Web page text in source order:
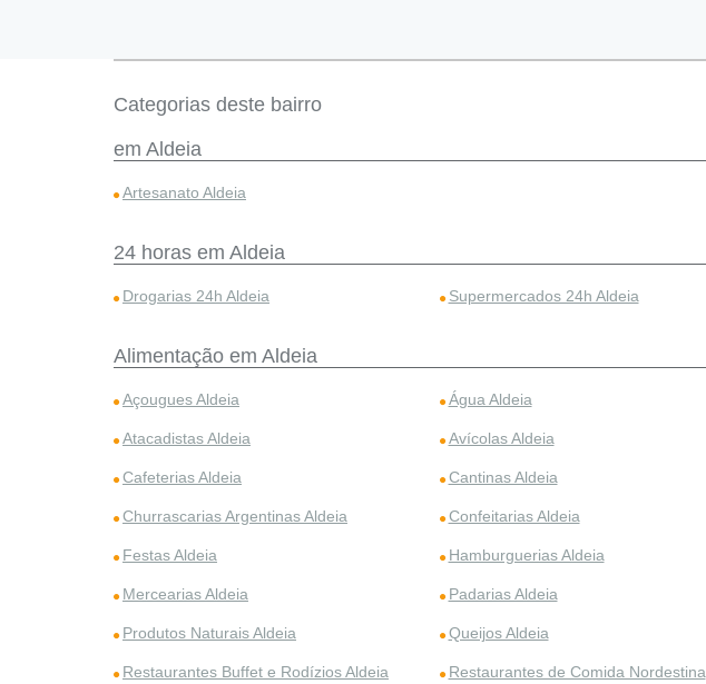
Categorias deste bairro
em Aldeia
Artesanato Aldeia
24 horas em Aldeia
Drogarias 24h Aldeia Supermercados 24h Aldeia
Alimentação em Aldeia
Açougues Aldeia Água Aldeia
Atacadistas Aldeia Avícolas Aldeia
Cafeterias Aldeia Cantinas Aldeia
Churrascarias Argentinas Aldeia Confeitarias Aldeia
Festas Aldeia Hamburguerias Aldeia
Mercearias Aldeia Padarias Aldeia
Produtos Naturais Aldeia Queijos Aldeia
Restaurantes Buffet e Rodízios Aldeia
Restaurantes de Comida Nordestina